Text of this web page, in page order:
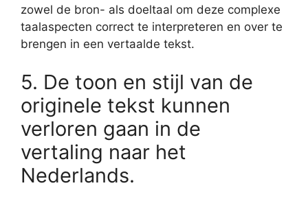
zowel de bron- als doeltaal om deze complexe
taalaspecten correct te interpreteren en over te
brengen in een vertaalde tekst.
5. De toon en stijl van de
originele tekst kunnen
verloren gaan in de
vertaling naar het
Nederlands.